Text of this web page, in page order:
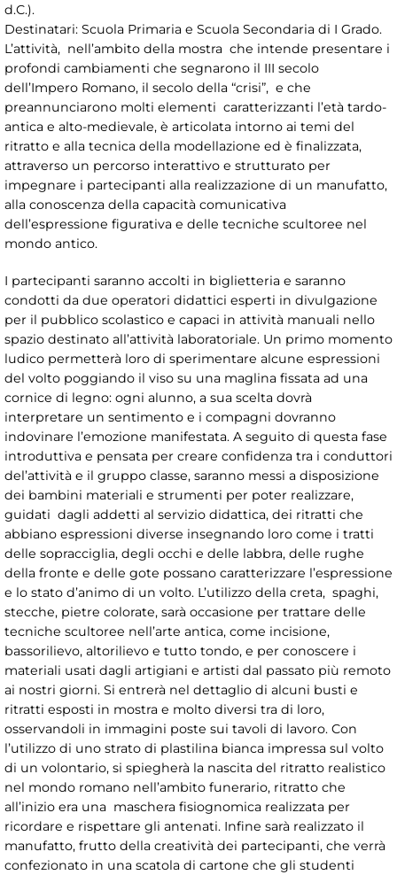
d.C.).
Destinatari: Scuola Primaria e Scuola Secondaria di I Grado.
L’attività, nell’ambito della mostra che intende presentare i
profondi cambiamenti che segnarono il III secolo
dell’Impero Romano, il secolo della “crisi”, e che
preannunciarono molti elementi caratterizzanti l’età tardo-
antica e alto-medievale, è articolata intorno ai temi del
ritratto e alla tecnica della modellazione ed è finalizzata,
attraverso un percorso interattivo e strutturato per
impegnare i partecipanti alla realizzazione di un manufatto,
alla conoscenza della capacità comunicativa
dell’espressione figurativa e delle tecniche scultoree nel
mondo antico.
I partecipanti saranno accolti in biglietteria e saranno
condotti da due operatori didattici esperti in divulgazione
per il pubblico scolastico e capaci in attività manuali nello
spazio destinato all’attività laboratoriale. Un primo momento
ludico permetterà loro di sperimentare alcune espressioni
del volto poggiando il viso su una maglina fissata ad una
cornice di legno: ogni alunno, a sua scelta dovrà
interpretare un sentimento e i compagni dovranno
indovinare l’emozione manifestata. A seguito di questa fase
introduttiva e pensata per creare confidenza tra i conduttori
del’attività e il gruppo classe, saranno messi a disposizione
dei bambini materiali e strumenti per poter realizzare,
guidati dagli addetti al servizio didattica, dei ritratti che
abbiano espressioni diverse insegnando loro come i tratti
delle sopracciglia, degli occhi e delle labbra, delle rughe
della fronte e delle gote possano caratterizzare l’espressione
e lo stato d’animo di un volto. L’utilizzo della creta, spaghi,
stecche, pietre colorate, sarà occasione per trattare delle
tecniche scultoree nell’arte antica, come incisione,
bassorilievo, altorilievo e tutto tondo, e per conoscere i
materiali usati dagli artigiani e artisti dal passato più remoto
ai nostri giorni. Si entrerà nel dettaglio di alcuni busti e
ritratti esposti in mostra e molto diversi tra di loro,
osservandoli in immagini poste sui tavoli di lavoro. Con
l’utilizzo di uno strato di plastilina bianca impressa sul volto
di un volontario, si spiegherà la nascita del ritratto realistico
nel mondo romano nell’ambito funerario, ritratto che
all’inizio era una maschera fisiognomica realizzata per
ricordare e rispettare gli antenati. Infine sarà realizzato il
manufatto, frutto della creatività dei partecipanti, che verrà
confezionato in una scatola di cartone che gli studenti